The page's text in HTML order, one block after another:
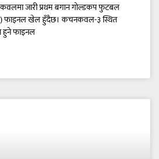
जारी प्रथम बगान गोल्डकप फुटबल
फाइनल खेल हुँदैछ। कचनकवल-३ स्थित
हुने फाइनल